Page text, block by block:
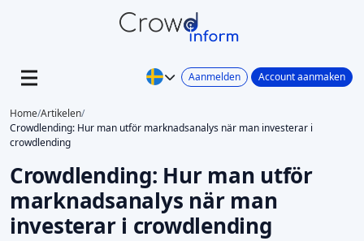
Aanmelden Account aanmaken
Home/Artikelen/
Crowdlending: Hur man utför marknadsanalys när man investerar i
crowdlending
Crowdlending: Hur man utför
marknadsanalys när man
investerar i crowdlending